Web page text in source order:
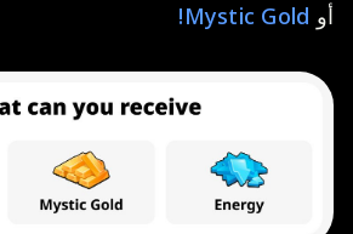
أو Mystic Gold!